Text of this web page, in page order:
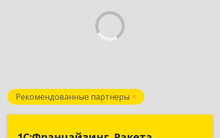
Рекомендованные партнеры
1С:Франчайзинг. Ракета